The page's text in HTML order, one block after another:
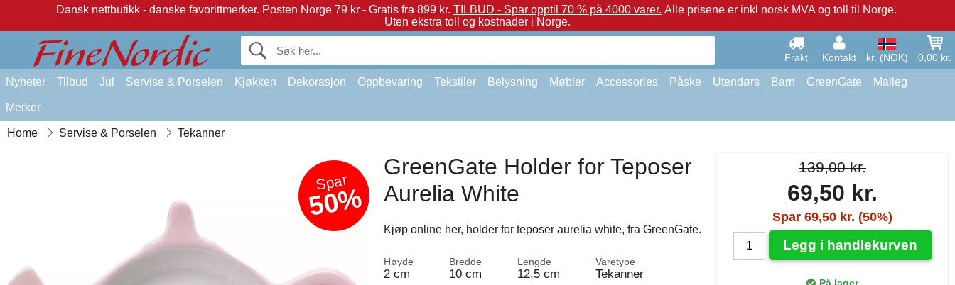
Dansk nettbutikk - danske favorittmerker. Posten Norge 79 kr - Gratis fra 899 kr. TILBUD - Spar opptil 70 % på 4000 varer. Alle prisene er inkl norsk MVA og toll til Norge.
Uten ekstra toll og kostnader i Norge.
Frakt Kontakt kr. (NOK) 0,00 kr.
Nyheter Tilbud Jul Servise & Porselen Kjøkken Dekorasjon Oppbevaring Tekstiler Belysning Møbler Accessories Påske Utendørs Barn GreenGate Maileg
Merker
Home Servise & Porselen Tekanner
Spar
50%
139,00 kr.
69,50 kr.
Spar 69,50 kr. (50%)
Legg i handlekurven
GreenGate Holder for Teposer
Aurelia White
Kjøp online her, holder for teposer aurelia white, fra GreenGate.
Høyde
2 cm
Bredde
10 cm
Lengde
12,5 cm
Varetype
Tekanner